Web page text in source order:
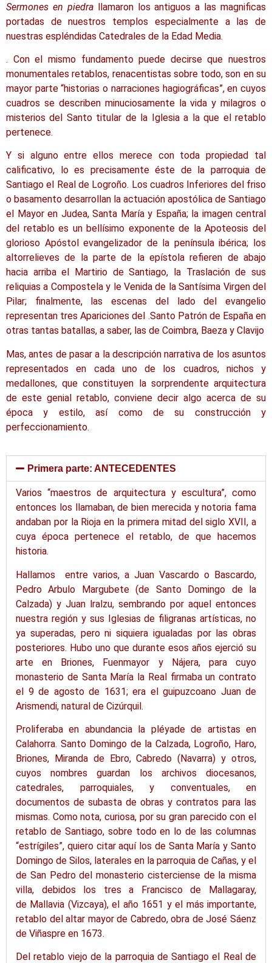
Sermones en piedra llamaron los antiguos a las magnificas
portadas de nuestros templos especialmente a las de
nuestras espléndidas Catedrales de la Edad Media.
. Con el mismo fundamento puede decirse que nuestros
monumentales retablos, renacentistas sobre todo, son en su
mayor parte “historias o narraciones hagiográficas”, en cuyos
cuadros se describen minuciosamente la vida y milagros o
misterios del Santo titular de la Iglesia a la que el retablo
pertenece.
Y si alguno entre ellos merece con toda propiedad tal
calificativo, lo es precisamente éste de la parroquia de
Santiago el Real de Logroño. Los cuadros Inferiores del friso
o basamento desarrollan la actuación apostólica de Santiago
el Mayor en Judea, Santa María y España; la imagen central
del retablo es un bellísimo exponente de la Apoteosis del
glorioso Apóstol evangelizador de la península ibérica; los
altorrelieves de la parte de la epístola refieren de abajo
hacia arriba el Martirio de Santiago, la Traslación de sus
reliquias a Compostela y le Venida de la Santísima Virgen del
Pilar; finalmente, las escenas del lado del evangelio
representan tres Apariciones del .Santo Patrón de España en
otras tantas batallas, a saber, las de Coimbra, Baeza y Clavijo
Mas, antes de pasar a la descripción narrativa de los asuntos
representados en cada uno de los cuadros, nichos y
medallones, que constituyen la sorprendente arquitectura
de este genial retablo, conviene decir algo acerca de su
época y estilo, así como de su construcción y
perfeccionamiento.
Primera parte: ANTECEDENTES
Varios “maestros de arquitectura y escultura”, como
entonces los llamaban, de bien merecida y notoria fama
andaban por la Rioja en la primera mitad del siglo XVII, a
cuya época pertenece el retablo, de que hacemos
historia.
Hallamos entre varios, a Juan Vascardo o Bascardo,
PedroArbulo Margubete(de Santo Domingo de la
Calzada) y Juan lralzu, sembrando por aquel entonces
nuestra región y sus Iglesias de filigranas artísticas, no
ya superadas, pero ni siquiera igualadas por las obras
posteriores. Hubo uno que durante esos años ejerció su
arte en Briones, Fuenmayor y Nájera, para cuyo
monasterio de Santa María la Real firmaba un contrato
el 9 de agosto de 1631; era el guipuzcoano Juan de
Arismendi, natural de Cizúrquil.
Proliferaba en abundancia la pléyade de artistas en
Calahorra. Santo Domingo de la Calzada, Logroño, Haro,
Briones, Miranda de Ebro,Cabredo (Navarra) y otros,
cuyos nombres guardan los archivos diocesanos,
catedrales, parroquiales, y conventuales, en
documentos de subasta de obras y contratos para las
mismas. Como nota, curiosa, por su gran parecido con el
retablo de Santiago, sobre todo en lo de las columnas
“estrígiles”, quiero citar aquí los de Santa María y Santo
Domingo de Silos, laterales en la parroquia de Cañas, y el
de San Pedro del monasterio cisterciense de la misma
villa, debidos los tres a Francisco de Mallagaray,
de Mallavia (Vizcaya), el año 1651 y el más importante,
retablo del altar mayor de Cabredo, obra de José Sáenz
de Viñaspre en 1673.
Del retablo viejo de la parroquia de Santiago el Real de